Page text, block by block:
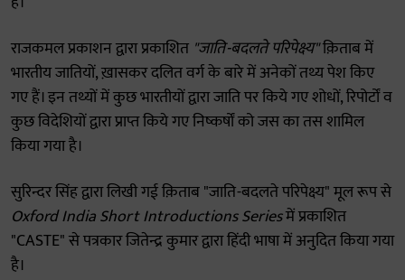
राजकमल प्रकाशन द्वारा प्रकाशित "जाति-बदलते परिपेक्ष्य"क़िताब में
भारतीय जातियों, ख़ासकर दलित वर्ग के बारे में अनेकों तथ्य पेश किए
गए हैं। इन तथ्यों में कुछ भारतीयों द्वारा जाति पर किये गए शोधों, रिपोर्टों व
कुछ विदेशियों द्वारा प्राप्त किये गए निष्कर्षों को जस का तस शामिल
किया गया है।
सुरिन्दर सिंह द्वारा लिखी गई क़िताब "जाति-बदलते परिपेक्ष्य" मूल रूप से
Oxford India Short Introductions Seriesमें प्रकाशित
"CASTE" से पत्रकार जितेन्द्र कुमार द्वारा हिंदी भाषा में अनुदित किया गया
है।